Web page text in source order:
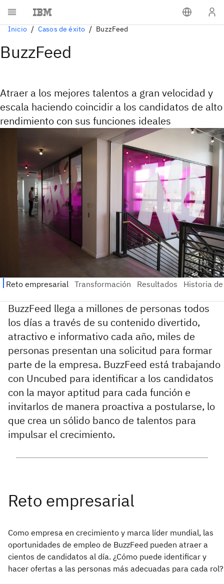
Inicio Casos de éxito BuzzFeed
BuzzFeed
Atraer a los mejores talentos a gran velocidad y
escala haciendo coincidir a los candidatos de alto
rendimiento con sus funciones ideales
BuzzFeed llega a millones de personas todos
los días a través de su contenido divertido,
atractivo e informativo cada año, miles de
personas presentan una solicitud para formar
parte de la empresa. BuzzFeed está trabajando
con Uncubed para identificar a los candidatos
con la mayor aptitud para cada función e
invitarlos de manera proactiva a postularse, lo
que crea un sólido banco de talentos para
impulsar el crecimiento.
Como empresa en crecimiento y marca líder mundial, las
oportunidades de empleo de BuzzFeed pueden atraer a
cientos de candidatos al día. ¿Cómo puede identificar y
hacer ofertas a las personas más adecuadas para cada rol?